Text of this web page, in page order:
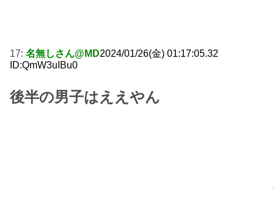
17: 名無しさん@MD2024/01/26(金) 01:17:05.32
ID:QmW3uIBu0
後半の男子はええやん